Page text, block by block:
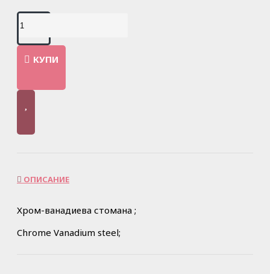
КУПИ
ОПИСАНИЕ
Хром-ванадиева стомана ;
Chrome Vanadium steel;